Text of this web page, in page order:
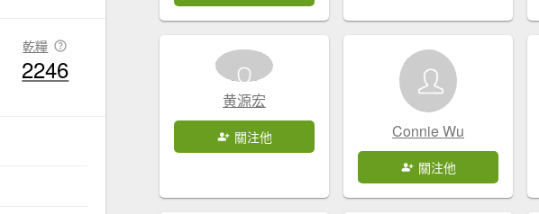
乾糧
2246
黄源宏
關注他 Connie Wu
關注他